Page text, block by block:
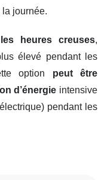
la journée.
heures creuses,
élevé pendant les
option peut être
d’énergie intensive
pendant les